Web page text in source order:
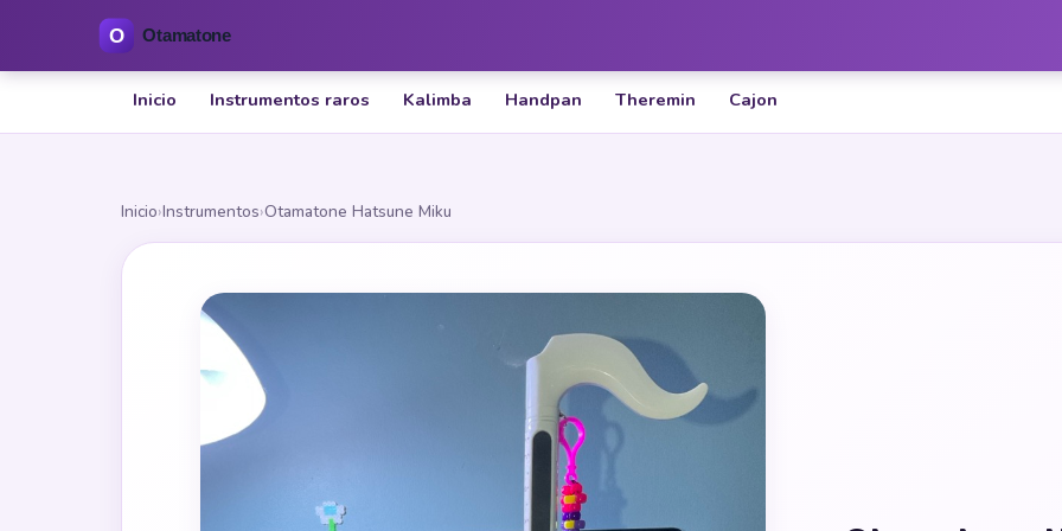
Inicio Instrumentos raros Kalimba Handpan Theremin Cajon
Inicio›Instrumentos›Otamatone Hatsune Miku